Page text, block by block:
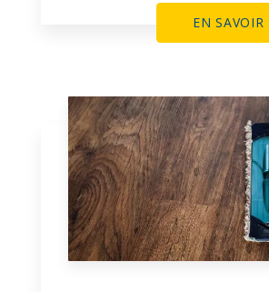
EN SAVOIR